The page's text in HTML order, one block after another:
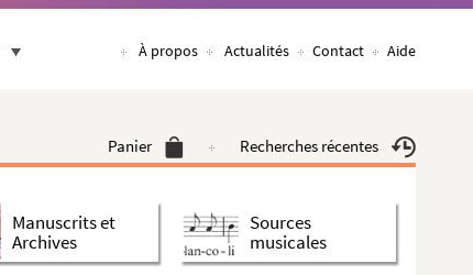
À propos Actualités Contact Aide
Panier Recherches récentes
Manuscrits et
Archives
Sources
musicales